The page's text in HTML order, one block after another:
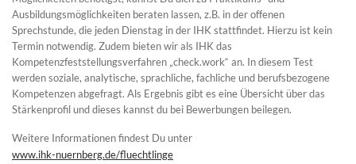
Ausbildungsmöglichkeiten beraten lassen, z.B. in der offenen
Sprechstunde, die jeden Dienstag in der IHK stattfindet. Hierzu ist kein
Termin notwendig. Zudem bieten wir als IHK das
Kompetenzfeststellungsverfahren „check.work“ an. In diesem Test
werden soziale, analytische, sprachliche, fachliche und berufsbezogene
Kompetenzen abgefragt. Als Ergebnis gibt es eine Übersicht über das
Stärkenprofil und dieses kannst du bei Bewerbungen beilegen.
Weitere Informationen findest Du unter
www.ihk-nuernberg.de/fluechtlinge